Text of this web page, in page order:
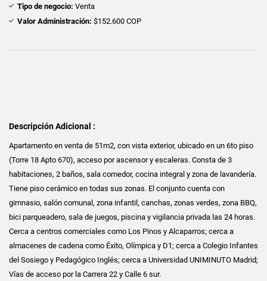
Tipo de negocio: Venta
Valor Administración: $152.600 COP
Descripción Adicional :
Apartamento en venta de 51m2, con vista exterior, ubicado en un 6to piso
(Torre 18 Apto 670), acceso por ascensor y escaleras. Consta de 3
habitaciones, 2 baños, sala comedor, cocina integral y zona de lavandería.
Tiene piso cerámico en todas sus zonas. El conjunto cuenta con
gimnasio, salón comunal, zona infantil, canchas, zonas verdes, zona BBQ,
bici parqueadero, sala de juegos, piscina y vigilancia privada las 24 horas.
Cerca a centros comerciales como Los Pinos y Alcaparros; cerca a
almacenes de cadena como Éxito, Olímpica y D1; cerca a Colegio Infantes
del Sosiego y Pedagógico Inglés; cerca a Universidad UNIMINUTO Madrid;
Vías de acceso por la Carrera 22 y Calle 6 sur.